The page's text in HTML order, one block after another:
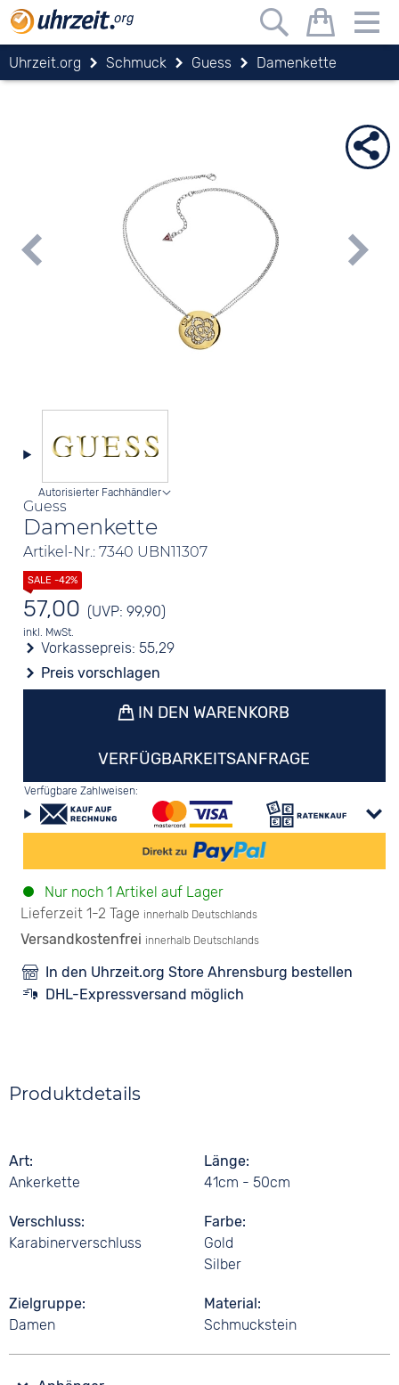
Uhrzeit.org Schmuck Guess Damenkette
Guess
Damenkette
Artikel-Nr.: 7340 UBN11307
Autorisierter Fachhändler
57,00 (UVP: 99,90)
inkl. MwSt.
Vorkassepreis: 55,29
Preis vorschlagen
IN DEN WARENKORB
VERFÜGBARKEITSANFRAGE
Verfügbare Zahlweisen:
Nur noch 1 Artikel auf Lager
Lieferzeit 1-2 Tage innerhalb Deutschlands
Versandkostenfrei innerhalb Deutschlands
In den Uhrzeit.org Store Ahrensburg bestellen
DHL-Expressversand möglich
Produktdetails
Art
Ankerkette
Länge
41cm - 50cm
Verschluss
Karabinerverschluss
Farbe
Gold
Silber
Zielgruppe
Damen
Material
Schmuckstein